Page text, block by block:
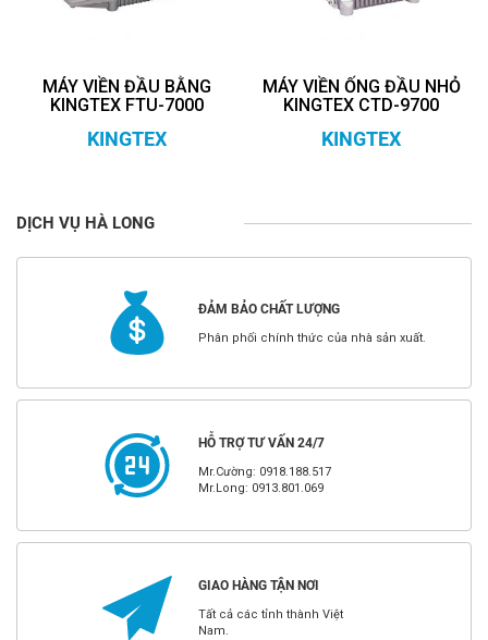
MÁY VIỀN ĐẦU BẰNG
KINGTEX FTU-7000
KINGTEX
MÁY VIỀN ỐNG ĐẦU NHỎ
KINGTEX CTD-9700
KINGTEX
DỊCH VỤ HÀ LONG
ĐẢM BẢO CHẤT LƯỢNG
Phân phối chính thức của nhà sản xuất.
HỖ TRỢ TƯ VẤN 24/7
Mr.Cường: 0918.188.517
Mr.Long: 0913.801.069
GIAO HÀNG TẬN NƠI
Tất cả các tỉnh thành Việt
Nam.